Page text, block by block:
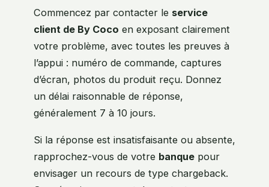
Commencez par contacter le service
client de By Coco en exposant clairement
votre problème, avec toutes les preuves à
l’appui : numéro de commande, captures
d’écran, photos du produit reçu. Donnez
un délai raisonnable de réponse,
généralement 7 à 10 jours.
Si la réponse est insatisfaisante ou absente,
rapprochez-vous de votre banque pour
envisager un recours de type chargeback.